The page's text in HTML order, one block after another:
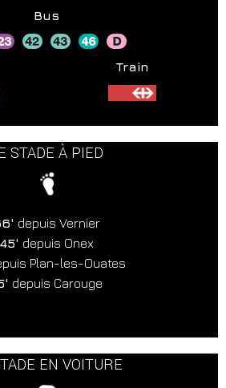
Bus
Train
STADE À PIED
depuis Vernier
45' depuis Onex
Plan-les-Ouates
depuis Carouge
EN VOITURE